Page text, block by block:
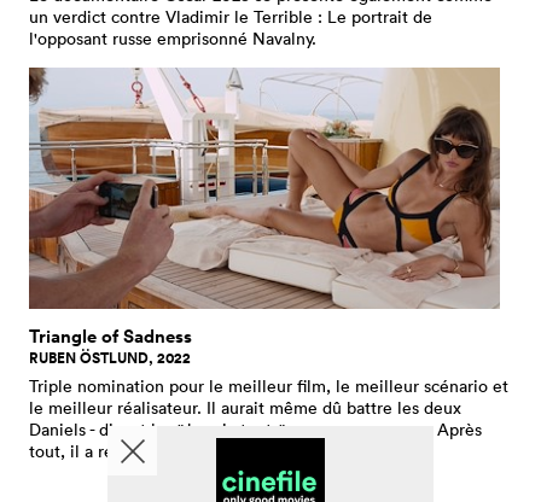
un verdict contre Vladimir le Terrible : Le portrait de
l'opposant russe emprisonné Navalny.
Triangle of Sadness
RUBEN ÖSTLUND, 2022
Triple nomination pour le meilleur film, le meilleur scénario et
le meilleur réalisateur. Il aurait même dû battre les deux
Daniels - disent les "Je-sais-touts" que nous sommes. Après
tout, il a remporté la Palme d'Or à Cannes.